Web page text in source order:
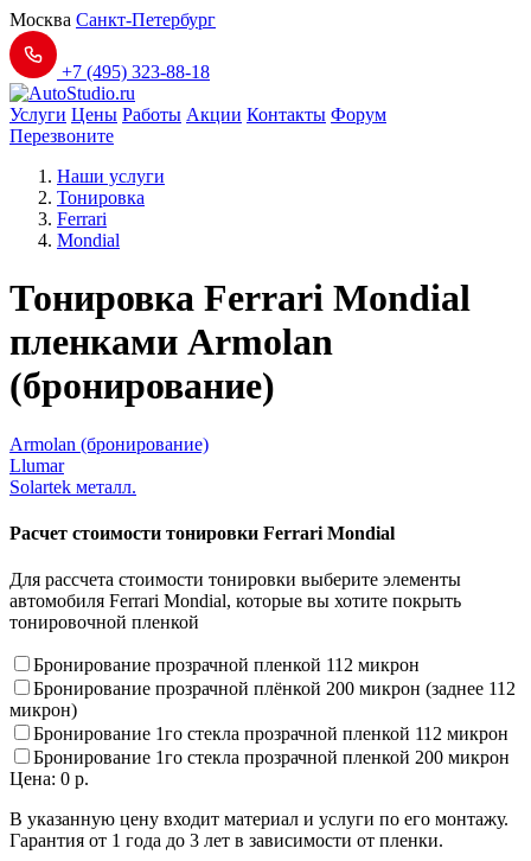
Москва Санкт-Петербург
+7 (495) 323-88-18
Услуги Цены Работы Акции Контакты Форум
Перезвоните
Наши услуги
Тонировка
Ferrari
Mondial
Тонировка Ferrari Mondial
пленками Armolan
(бронирование)
Armolan (бронирование)
Llumar
Solartek металл.
Расчет стоимости тонировки Ferrari Mondial
Для рассчета стоимости тонировки выберите элементы
автомобиля Ferrari Mondial, которые вы хотите покрыть
тонировочной пленкой
Бронирование прозрачной пленкой 112 микрон
Бронирование прозрачной плёнкой 200 микрон (заднее 112
микрон)
Бронирование 1го стекла прозрачной пленкой 112 микрон
Бронирование 1го стекла прозрачной пленкой 200 микрон
Цена: 0 р.
В указанную цену входит материал и услуги по его монтажу.
Гарантия от 1 года до 3 лет в зависимости от пленки.